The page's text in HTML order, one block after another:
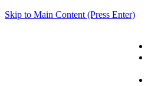
Skip to Main Content (Press Enter)